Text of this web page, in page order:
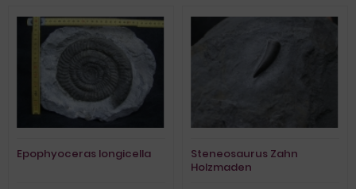
Epophyoceras longicella
Steneosaurus Zahn
Holzmaden